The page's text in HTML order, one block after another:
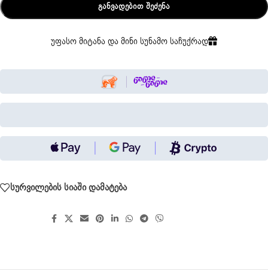
ᲒᲐᲜᲕᲐᲓᲔᲑᲘᲗ ᲨᲔᲫᲔᲜᲐ
უფასო მიტანა და მინი სუნამო საჩუქრად
სურვილების სიაში დამატება